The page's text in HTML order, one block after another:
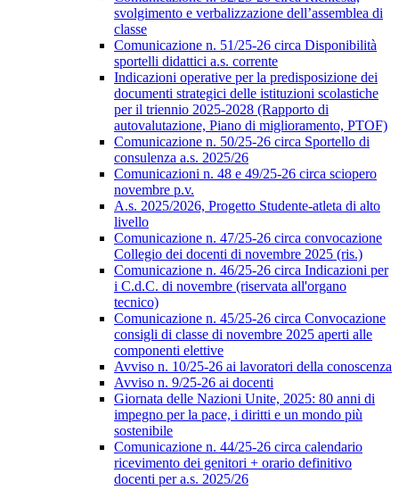
svolgimento e verbalizzazione dell’assemblea di
classe
Comunicazione n. 51/25-26 circa Disponibilità
sportelli didattici a.s. corrente
Indicazioni operative per la predisposizione dei
documenti strategici delle istituzioni scolastiche
per il triennio 2025-2028 (Rapporto di
autovalutazione, Piano di miglioramento, PTOF)
Comunicazione n. 50/25-26 circa Sportello di
consulenza a.s. 2025/26
Comunicazioni n. 48 e 49/25-26 circa sciopero
novembre p.v.
A.s. 2025/2026, Progetto Studente-atleta di alto
livello
Comunicazione n. 47/25-26 circa convocazione
Collegio dei docenti di novembre 2025 (ris.)
Comunicazione n. 46/25-26 circa Indicazioni per
i C.d.C. di novembre (riservata all'organo
tecnico)
Comunicazione n. 45/25-26 circa Convocazione
consigli di classe di novembre 2025 aperti alle
componenti elettive
Avviso n. 10/25-26 ai lavoratori della conoscenza
Avviso n. 9/25-26 ai docenti
Giornata delle Nazioni Unite, 2025: 80 anni di
impegno per la pace, i diritti e un mondo più
sostenibile
Comunicazione n. 44/25-26 circa calendario
ricevimento dei genitori + orario definitivo
docenti per a.s. 2025/26